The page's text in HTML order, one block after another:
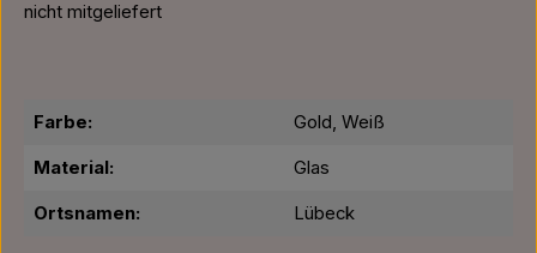
nicht mitgeliefert
Farbe: Gold, Weiß
Material: Glas
Ortsnamen: Lübeck